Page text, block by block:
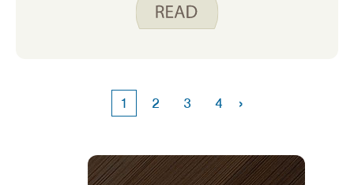
ประกอบด้วยแบคทีเรีย ไวรัส เชื้อรา และปรสิตที่
อาศัยอยู่ในระบบทางเดินอาหารของเรา ซึ่งส่วน
อาหารบางชนิดที่ดีขึ้นและสุขภาพหัวใจและ
หลอดเลือด
1 2 3 4 ›